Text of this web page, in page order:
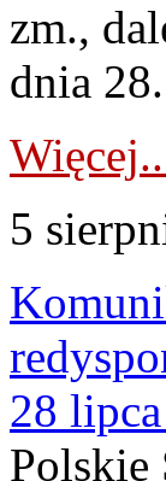
zm.,
dnia
5
28
Polskie